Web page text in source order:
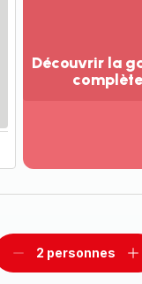
Découvrir la
complète
la
Supprimer
2 personnes